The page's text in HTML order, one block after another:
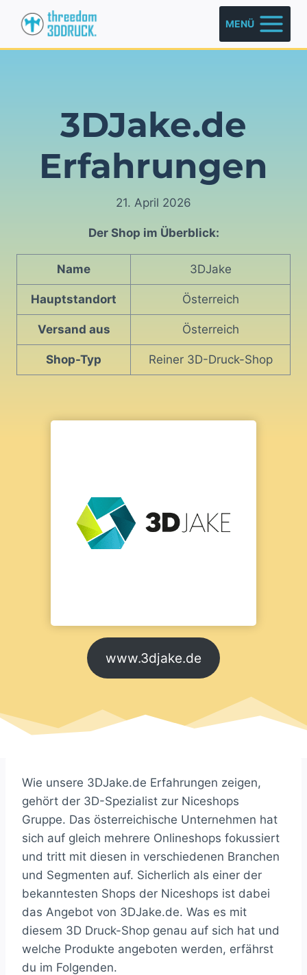
Inhalt
springen
MENÜ
3DJake.de
Erfahrungen
21. April 2026
Der Shop im Überblick:
Name 3DJake
Hauptstandort Österreich
Versand aus Österreich
Shop-Typ Reiner 3D-Druck-Shop
www.3djake.de
Wie unsere 3DJake.de Erfahrungen zeigen,
gehört der 3D-Spezialist zur Niceshops
Gruppe. Das österreichische Unternehmen hat
sich auf gleich mehrere Onlineshops fokussiert
und tritt mit diesen in verschiedenen Branchen
und Segmenten auf. Sicherlich als einer der
bekanntesten Shops der Niceshops ist dabei
das Angebot von 3DJake.de. Was es mit
diesem 3D Druck-Shop genau auf sich hat und
welche Produkte angeboten werden, erfährst
du im Folgenden.